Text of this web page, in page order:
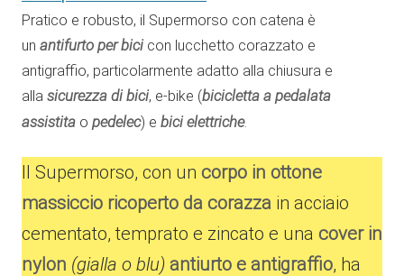
Pratico e robusto, il Supermorso con catena è
un antifurto per bici con lucchetto corazzato e
antigraffio, particolarmente adatto alla chiusura e
alla sicurezza di bici, e-bike (bicicletta a pedalata
assistita o pedelec) e bici elettriche.
Il Supermorso, con un corpo in ottone
massiccio ricoperto da corazza in acciaio
cementato, temprato e zincato e una cover in
nylon (gialla o blu) antiurto e antigraffio, ha